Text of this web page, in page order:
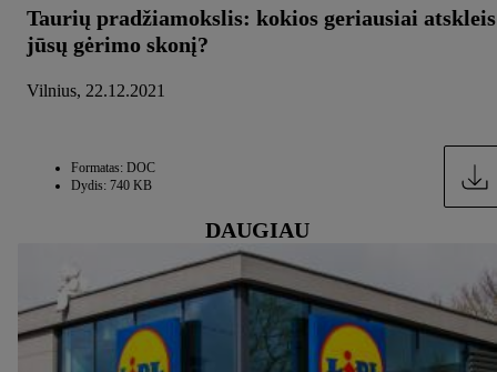
Taurių pradžiamokslis: kokios geriausiai atskleis
jūsų gėrimo skonį?
Vilnius, 22.12.2021
Formatas: DOC
Dydis: 740 KB
DAUGIAU